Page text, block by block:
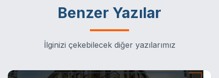
Benzer Yazılar
İlginizi çekebilecek diğer yazılarımız